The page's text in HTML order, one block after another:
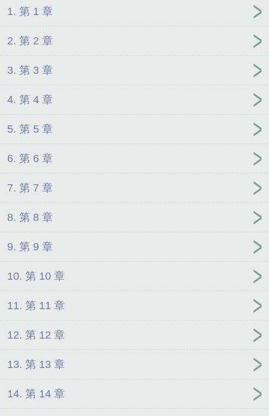
1. 第 1 章
2. 第 2 章
3. 第 3 章
4. 第 4 章
5. 第 5 章
6. 第 6 章
7. 第 7 章
8. 第 8 章
9. 第 9 章
10. 第 10 章
11. 第 11 章
12. 第 12 章
13. 第 13 章
14. 第 14 章